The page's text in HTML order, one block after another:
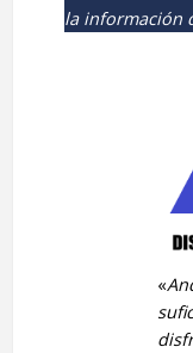
la información
«